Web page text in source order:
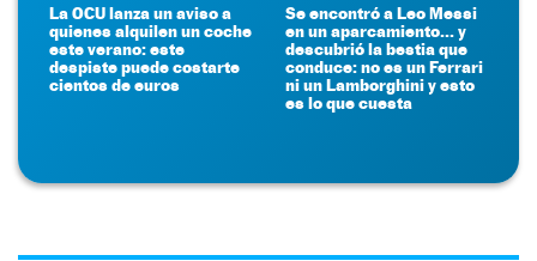
La OCU lanza un aviso a
quienes alquilen un coche
este verano: este
despiste puede costarte
cientos de euros
Se encontró a Leo Messi
en un aparcamiento... y
descubrió la bestia que
conduce: no es un Ferrari
ni un Lamborghini y esto
es lo que cuesta